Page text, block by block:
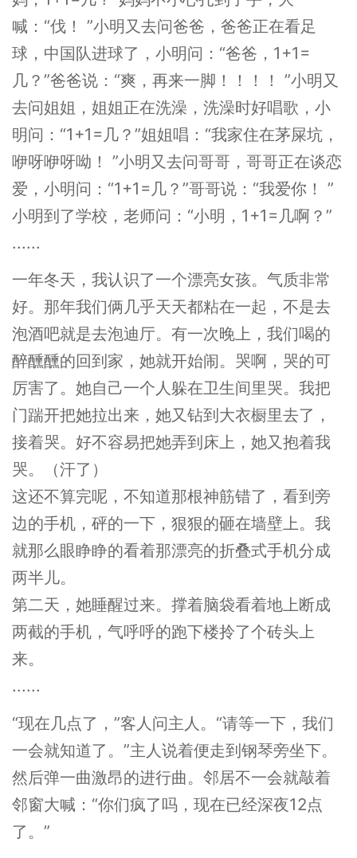
喊：“伐！ ”小明又去问爸爸，爸爸正在看足
球，中国队进球了，小明问：“爸爸，1+1=
几？”爸爸说：“爽，再来一脚！！！！ ”小明又
去问姐姐，姐姐正在洗澡，洗澡时好唱歌，小
明问：“1+1=几？”姐姐唱：“我家住在茅屎坑，
咿呀咿呀呦！ ”小明又去问哥哥，哥哥正在谈恋
爱，小明问：“1+1=几？”哥哥说：“我爱你！ ”
小明到了学校，老师问：“小明，1+1=几啊？”
......
一年冬天，我认识了一个漂亮女孩。气质非常
好。那年我们俩几乎天天都粘在一起，不是去
泡酒吧就是去泡迪厅。有一次晚上，我们喝的
醉醺醺的回到家，她就开始闹。哭啊，哭的可
厉害了。她自己一个人躲在卫生间里哭。我把
门踹开把她拉出来，她又钻到大衣橱里去了，
接着哭。好不容易把她弄到床上，她又抱着我
哭。（汗了）
这还不算完呢，不知道那根神筋错了，看到旁
边的手机，砰的一下，狠狠的砸在墙壁上。我
就那么眼睁睁的看着那漂亮的折叠式手机分成
两半儿。
第二天，她睡醒过来。撑着脑袋看着地上断成
两截的手机，气呼呼的跑下楼拎了个砖头上
来。
......
“现在几点了，”客人问主人。“请等一下，我们
一会就知道了。”主人说着便走到钢琴旁坐下。
然后弹一曲激昂的进行曲。邻居不一会就敲着
邻窗大喊：“你们疯了吗，现在已经深夜12点
了。”